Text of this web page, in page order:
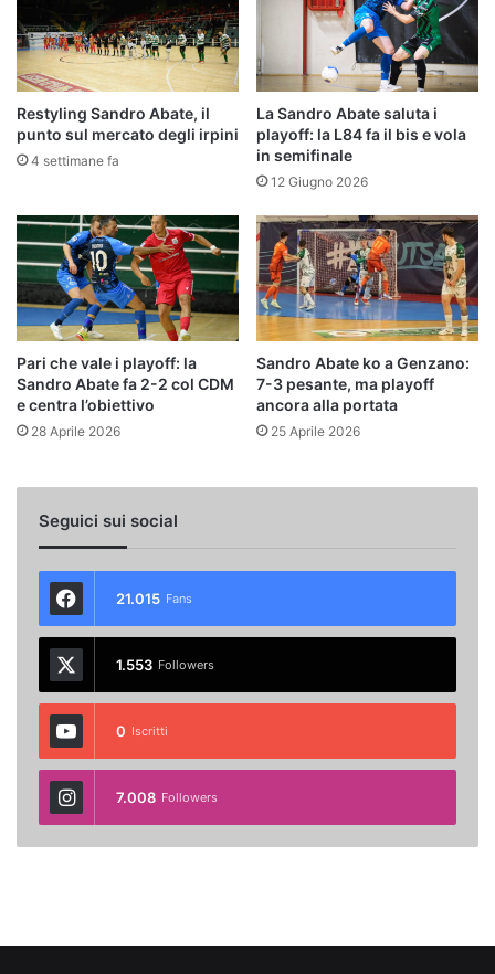
Restyling Sandro Abate, il
punto sul mercato degli irpini
4 settimane fa
La Sandro Abate saluta i
playoff: la L84 fa il bis e vola
in semifinale
12 Giugno 2026
Pari che vale i playoff: la
Sandro Abate fa 2-2 col CDM
e centra l’obiettivo
28 Aprile 2026
Sandro Abate ko a Genzano:
7-3 pesante, ma playoff
ancora alla portata
25 Aprile 2026
Seguici sui social
21.015 Fans
1.553 Followers
0 Iscritti
7.008 Followers